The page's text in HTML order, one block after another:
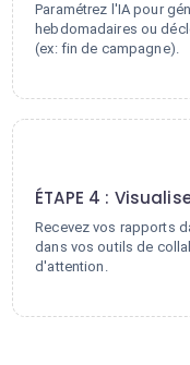
Paramétrez l'IA pour
hebdomadaires ou
(ex: fin de campagne).
ÉTAPE 4 :
Recevez vos rapports
dans vos outils de
d'attention.